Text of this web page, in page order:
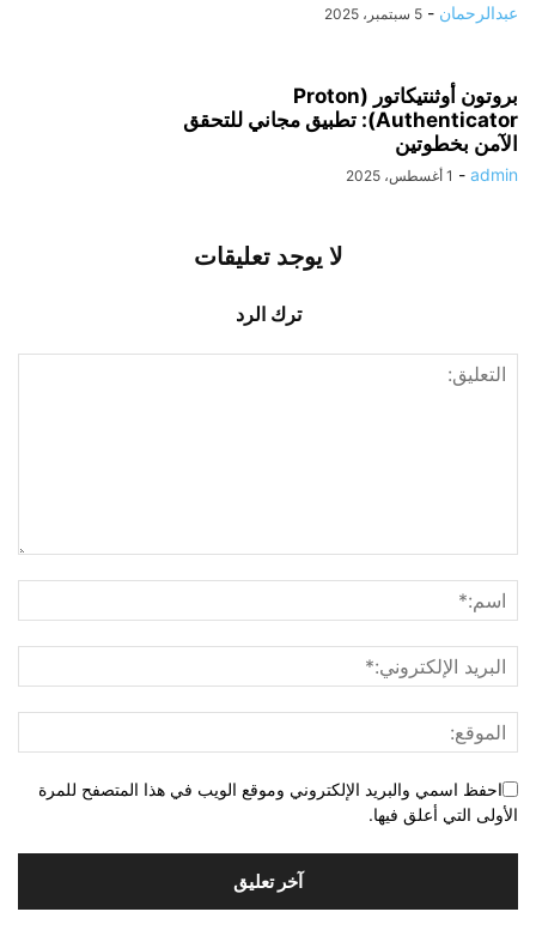
عبدالرحمان - 5 سبتمبر، 2025
بروتون أوثنتيكاتور (Proton
Authenticator): تطبيق مجاني للتحقق
الآمن بخطوتين
admin
- 1 أغسطس، 2025
لا يوجد تعليقات
ترك الرد
احفظ اسمي والبريد الإلكتروني وموقع الويب في هذا المتصفح للمرة
الأولى التي أعلق فيها.